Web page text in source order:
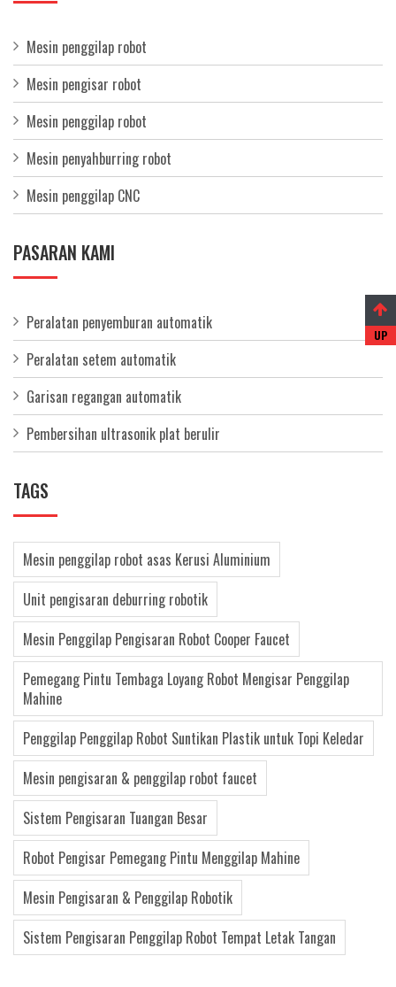
Mesin penggilap robot
Mesin pengisar robot
Mesin penggilap robot
Mesin penyahburring robot
Mesin penggilap CNC
PASARAN KAMI
Peralatan penyemburan automatik
Peralatan setem automatik
Garisan regangan automatik
Pembersihan ultrasonik plat berulir
TAGS
Mesin penggilap robot asas Kerusi Aluminium
Unit pengisaran deburring robotik
Mesin Penggilap Pengisaran Robot Cooper Faucet
Pemegang Pintu Tembaga Loyang Robot Mengisar Penggilap
Mahine
Penggilap Penggilap Robot Suntikan Plastik untuk Topi Keledar
Mesin pengisaran & penggilap robot faucet
Sistem Pengisaran Tuangan Besar
Robot Pengisar Pemegang Pintu Menggilap Mahine
Mesin Pengisaran & Penggilap Robotik
Sistem Pengisaran Penggilap Robot Tempat Letak Tangan